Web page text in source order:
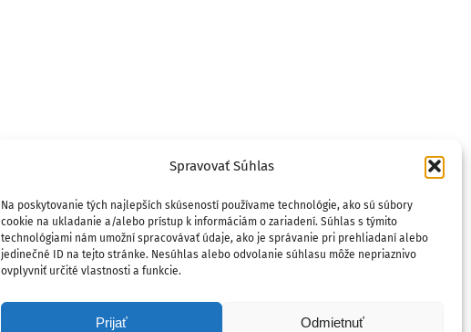
Spravovať Súhlas
Na poskytovanie tých najlepších skúseností používame technológie, ako sú súbory
cookie na ukladanie a/alebo prístup k informáciám o zariadení. Súhlas s týmito
technológiami nám umožní spracovávať údaje, ako je správanie pri prehliadaní alebo
jedinečné ID na tejto stránke. Nesúhlas alebo odvolanie súhlasu môže nepriaznivo
ovplyvniť určité vlastnosti a funkcie.
Prijať Odmietnuť